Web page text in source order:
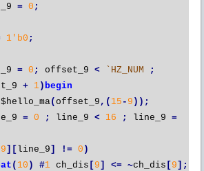
= 0 ;
1'b0 ;
= 0 ; offset_9 < `HZ_NUM
;
+ 1) begin
$hello_ma( offset_9 ,( 15 - 9 ));
= 0 ; line_9 < 16 ; line_9 =
9 ][ line_9 ] != 0 )
( 10 ) #1 ch_dis [ 9 ] <= ~ch_dis [ 9 ];